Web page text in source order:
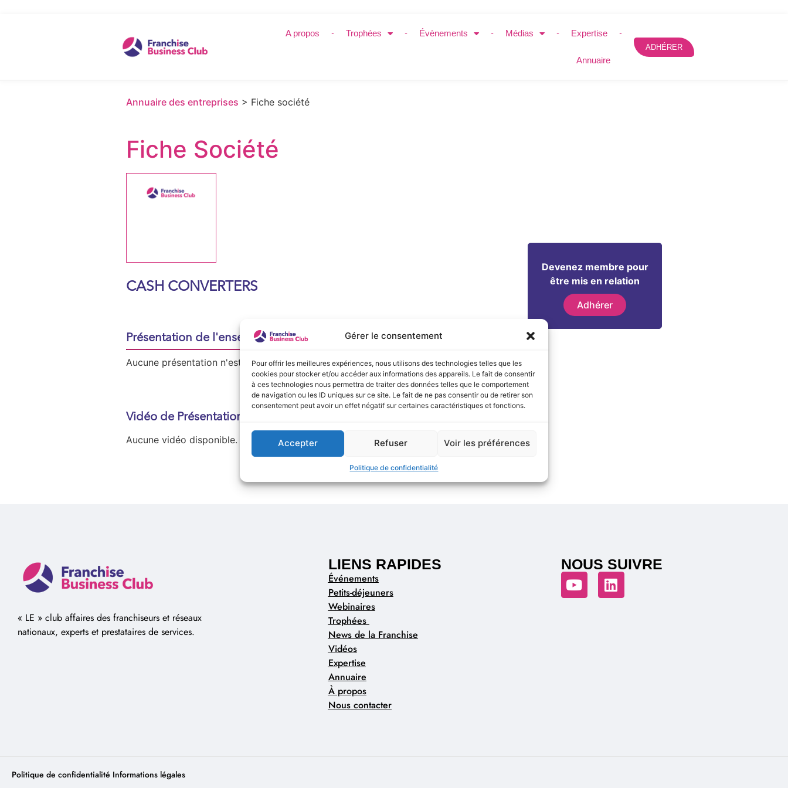
Gérer le consentement
Pour offrir les meilleures expériences, nous utilisons des technologies telles que les
cookies pour stocker et/ou accéder aux informations des appareils. Le fait de consentir
à ces technologies nous permettra de traiter des données telles que le comportement
de navigation ou les ID uniques sur ce site. Le fait de ne pas consentir ou de retirer son
consentement peut avoir un effet négatif sur certaines caractéristiques et fonctions.
Accepter Refuser Voir les préférences
Politique de confidentialité
A propos Trophées Évènements Médias Expertise
Annuaire
ADHÉRER
Annuaire des entreprises > Fiche société
Devenez membre pour
être mis en relation
Adhérer
Fiche Société
CASH CONVERTERS
Présentation de l'enseigne :
Aucune présentation n'est disponible actuellement !
Vidéo de Présentation
Aucune vidéo disponible.
« LE » club affaires des franchiseurs et réseaux
nationaux, experts et prestataires de services.
LIENS RAPIDES
Événements
Petits-déjeuners
Webinaires
Trophées
News de la Franchise
Vidéos
Expertise
Annuaire
À propos
Nous contacter
NOUS SUIVRE
Politique de confidentialité Informations légales